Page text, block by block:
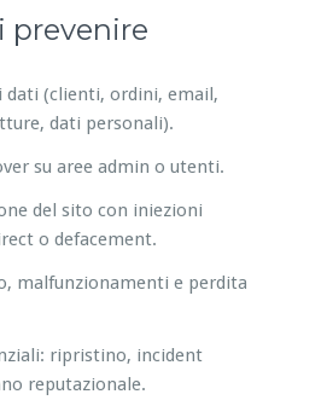
prevenire
dati (clienti, ordini, email,
dati personali).
su aree admin o utenti.
del sito con iniezioni
o defacement.
malfunzionamenti e perdita
ripristino, incident
reputazionale.